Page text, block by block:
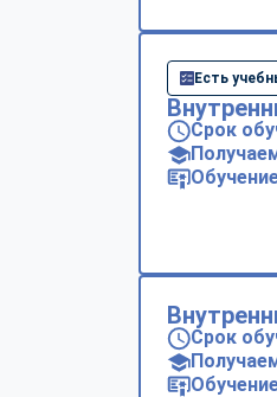
Есть
Срок
Срок